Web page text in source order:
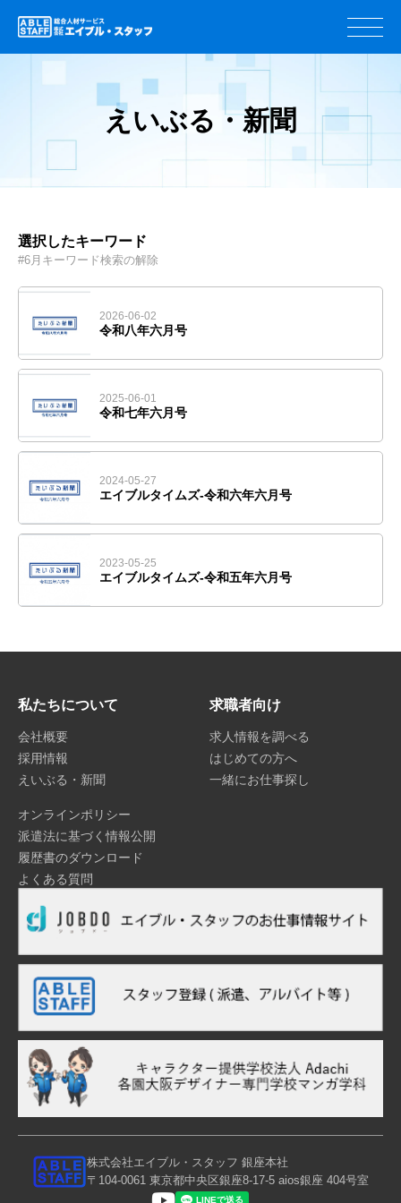
えいぶる・新聞
選択したキーワード
#6月 キーワード検索の解除
2026-06-02
令和八年六月号
2025-06-01
令和七年六月号
2024-05-27
エイブルタイムズ-令和六年六月号
2023-05-25
エイブルタイムズ-令和五年六月号
私たちについて
会社概要
採用情報
えいぶる・新聞
求職者向け
求人情報を調べる
はじめての方へ
一緒にお仕事探し
オンラインポリシー
派遣法に基づく情報公開
履歴書のダウンロード
よくある質問
株式会社エイブル・スタッフ 銀座本社
〒104-0061 東京都中央区銀座8-17-5 aios銀座 404号室